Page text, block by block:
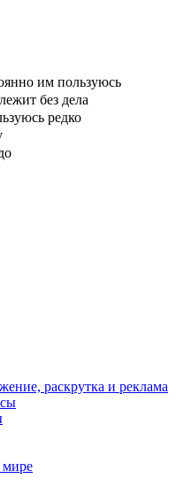
им пользуюсь
без дела
редко
раскрутка и реклама
мире